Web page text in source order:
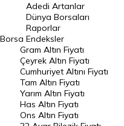
Geçmiş Kapanışlar
Dünya Borsaları
Raporlar
Endeksler
DÖVİZ
Döviz Kuru
Borsa
Adedi Artanlar
Dünya Borsaları
Raporlar
Endeksler
Gram Altın Fiyatı
Çeyrek Altın Fiyatı
Cumhuriyet Altını Fiyatı
Tam Altın Fiyatı
Yarım Altın Fiyatı
Has Altın Fiyatı
Ons Altın Fiyatı